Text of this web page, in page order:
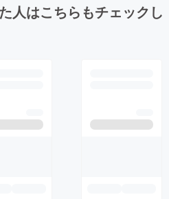
人はこちらもチェックし